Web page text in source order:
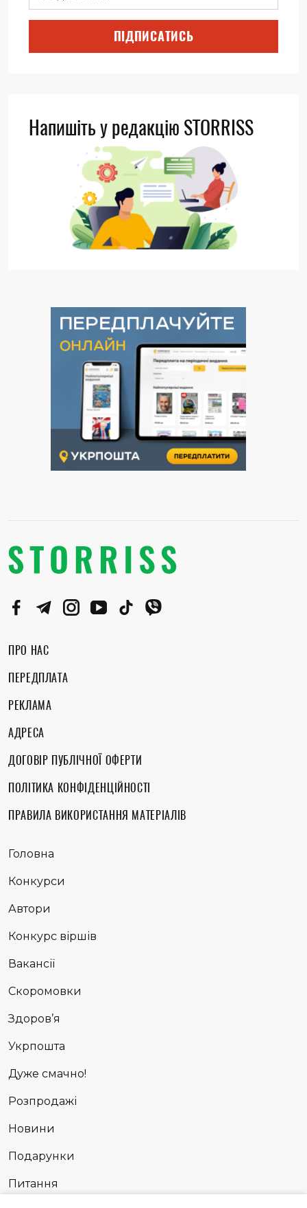
ПІДПИСАТИСЬ
Напишіть у редакцію STORRISS
ПРО НАС
ПЕРЕДПЛАТА
РЕКЛАМА
АДРЕСА
ДОГОВІР ПУБЛІЧНОЇ ОФЕРТИ
ПОЛІТИКА КОНФІДЕНЦІЙНОСТІ
ПРАВИЛА ВИКОРИСТАННЯ МАТЕРІАЛІВ
Головна
Конкурси
Автори
Конкурс віршів
Вакансії
Скоромовки
Здоров’я
Укрпошта
Дуже смачно!
Розпродажі
Новини
Подарунки
Питання